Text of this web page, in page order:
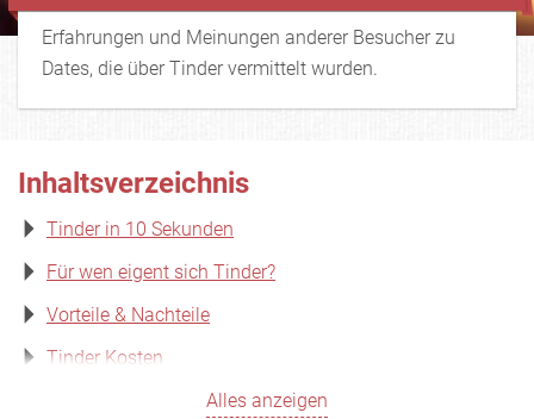
Erfahrungen und Meinungen anderer Besucher zu
Dates, die über Tinder vermittelt wurden.
Inhaltsverzeichnis
Tinder in 10 Sekunden
Für wen eigent sich Tinder?
Vorteile & Nachteile
Tinder Kosten
Alles anzeigen